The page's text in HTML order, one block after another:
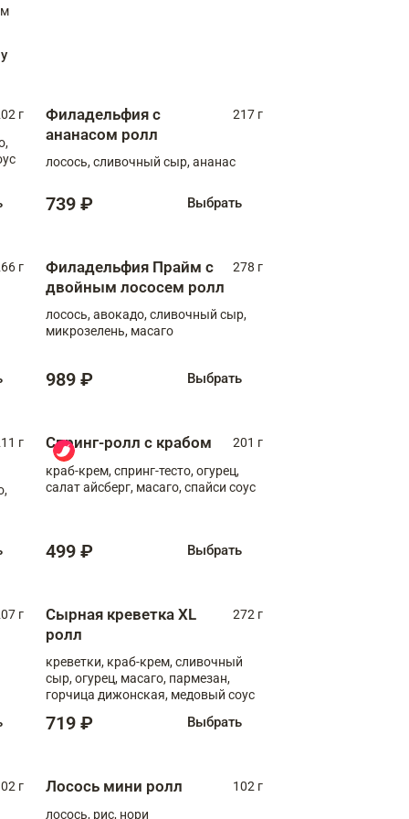
г
Филадельфия с
ананасом ролл
217 г
лосось, сливочный сыр, ананас
739 ₽ Выбрать
г
Филадельфия Прайм с
двойным лососем ролл
278 г
лосось, авокадо, сливочный сыр,
микрозелень, масаго
989 ₽ Выбрать
г Спринг-ролл с крабом
201 г
краб-крем, спринг-тесто, огурец,
салат айсберг, масаго, спайси соус
499 ₽ Выбрать
г
Сырная креветка XL
ролл
272 г
креветки, краб-крем, сливочный
сыр, огурец, масаго, пармезан,
горчица дижонская, медовый соус
719 ₽ Выбрать
г Лосось мини ролл
102 г
лосось, рис, нори